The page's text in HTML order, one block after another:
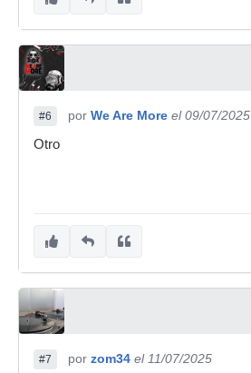
#6 por We Are More el 09/07/2025
Otro
#7 por zom34 el 11/07/2025